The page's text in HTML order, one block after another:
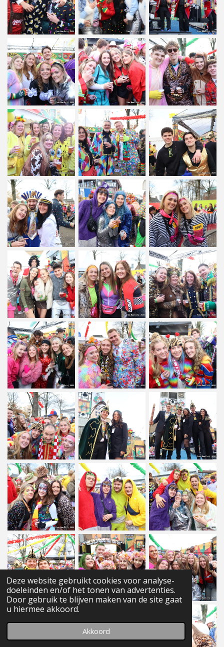
Deze website gebruikt cookies voor analyse-
doeleinden en/of het tonen van advertenties.
Door gebruik te blijven maken van de site gaat
u hiermee akkoord.
Akkoord